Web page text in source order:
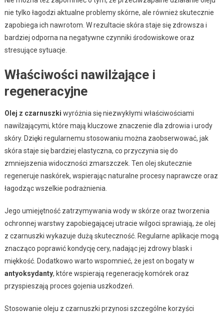
nie tylko łagodzi aktualne problemy skórne, ale również skutecznie
zapobiega ich nawrotom. W rezultacie skóra staje się zdrowsza i
bardziej odporna na negatywne czynniki środowiskowe oraz
stresujące sytuacje.
Właściwości nawilżające i
regeneracyjne
Olej z czarnuszki wyróżnia się niezwykłymi właściwościami
nawilżającymi, które mają kluczowe znaczenie dla zdrowia i urody
skóry. Dzięki regularnemu stosowaniu można zaobserwować, jak
skóra staje się bardziej elastyczna, co przyczynia się do
zmniejszenia widoczności zmarszczek. Ten olej skutecznie
regeneruje naskórek, wspierając naturalne procesy naprawcze oraz
łagodząc wszelkie podrażnienia.
Jego umiejętność zatrzymywania wody w skórze oraz tworzenia
ochronnej warstwy zapobiegającej utracie wilgoci sprawiają, że olej
z czarnuszki wykazuje dużą skuteczność. Regularne aplikacje mogą
znacząco poprawić kondycję cery, nadając jej zdrowy blask i
miękkość. Dodatkowo warto wspomnieć, że jest on bogaty w
antyoksydanty, które wspierają regenerację komórek oraz
przyspieszają proces gojenia uszkodzeń.
Stosowanie oleju z czarnuszki przynosi szczególne korzyści